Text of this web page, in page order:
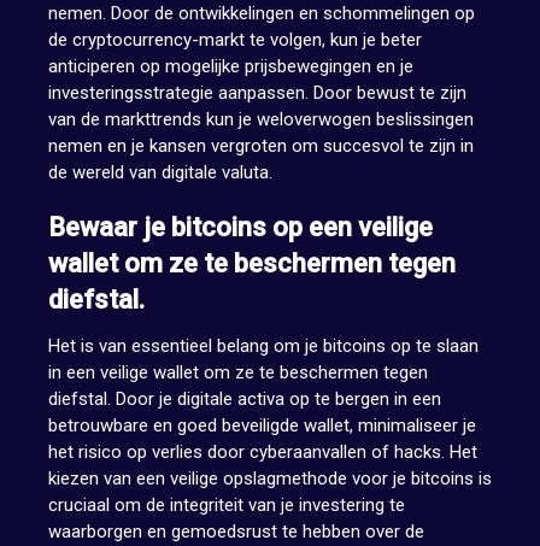
nemen. Door de ontwikkelingen en schommelingen op
de cryptocurrency-markt te volgen, kun je beter
anticiperen op mogelijke prijsbewegingen en je
investeringsstrategie aanpassen. Door bewust te zijn
van de markttrends kun je weloverwogen beslissingen
nemen en je kansen vergroten om succesvol te zijn in
de wereld van digitale valuta.
Bewaar je bitcoins op een veilige
wallet om ze te beschermen tegen
diefstal.
Het is van essentieel belang om je bitcoins op te slaan
in een veilige wallet om ze te beschermen tegen
diefstal. Door je digitale activa op te bergen in een
betrouwbare en goed beveiligde wallet, minimaliseer je
het risico op verlies door cyberaanvallen of hacks. Het
kiezen van een veilige opslagmethode voor je bitcoins is
cruciaal om de integriteit van je investering te
waarborgen en gemoedsrust te hebben over de